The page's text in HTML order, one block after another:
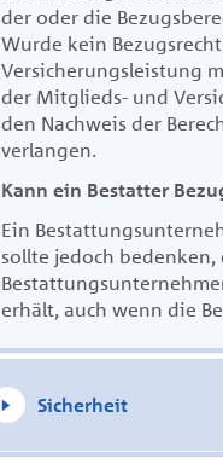
der oder die
Wurde kein
Versicherungsleistung
der Mitglieds- und
den Nachweis der
verlangen.
Kann ein Bestatter
Ein
sollte jedoch
erhält, auch wenn die
Sicherheit